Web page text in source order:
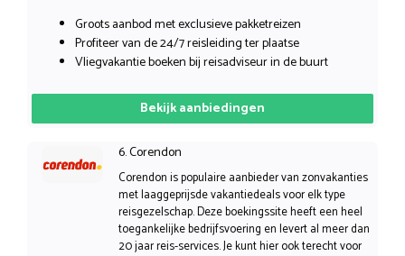
Groots aanbod met exclusieve pakketreizen
Profiteer van de 24/7 reisleiding ter plaatse
Vliegvakantie boeken bij reisadviseur in de buurt
Bekijk aanbiedingen
6. Corendon
Corendon is populaire aanbieder van zonvakanties
met laaggeprijsde vakantiedeals voor elk type
reisgezelschap. Deze boekingssite heeft een heel
toegankelijke bedrijfsvoering en levert al meer dan
20 jaar reis-services. Je kunt hier ook terecht voor